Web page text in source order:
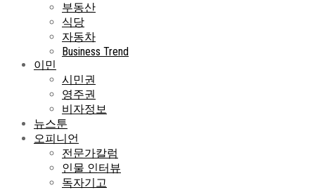
부동산
식당
자동차
Business Trend
이민
시민권
영주권
비자정보
뉴스툰
오피니언
전문가칼럼
인물 인터뷰
독자기고